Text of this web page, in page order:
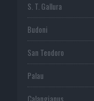
S. T. Gallura
Budoni
San Teodoro
Palau
Calangianus